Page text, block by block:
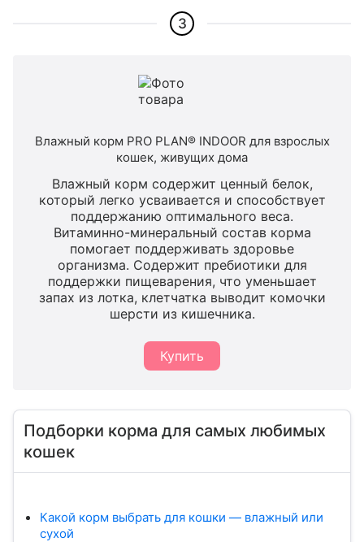
3
Влажный корм PRO PLAN® INDOOR для взрослых
кошек, живущих дома
Влажный корм содержит ценный белок,
который легко усваивается и способствует
поддержанию оптимального веса.
Витаминно-минеральный состав корма
помогает поддерживать здоровье
организма. Cодержит пребиотики для
поддержки пищеварения, что уменьшает
запах из лотка, клетчатка выводит комочки
шерсти из кишечника.
Купить
Подборки корма для самых любимых
кошек
Какой корм выбрать для кошки — влажный или
сухой